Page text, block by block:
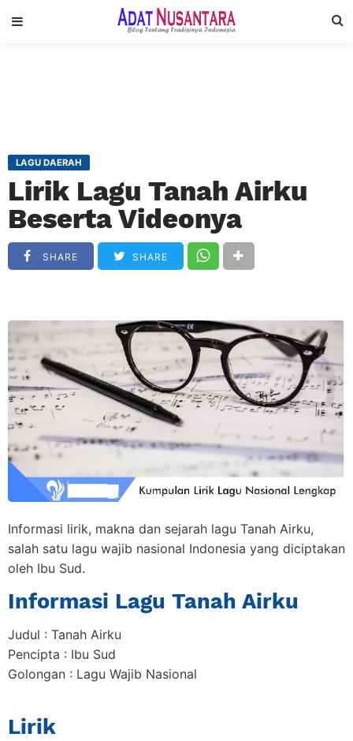
LAGU DAERAH
Lirik Lagu Tanah Airku
Beserta Videonya
SHARE SHARE
Informasi lirik, makna dan sejarah lagu Tanah Airku,
salah satu lagu wajib nasional Indonesia yang diciptakan
oleh Ibu Sud.
Informasi Lagu Tanah Airku
Judul : Tanah Airku
Pencipta : Ibu Sud
Golongan : Lagu Wajib Nasional
Lirik